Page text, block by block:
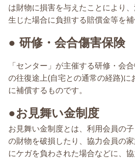
は財物に損害を与えたことにより
生じた場合に負担する賠償金等を補
● 研修・会合傷害保険
「センター」が主催する研修・会
の往復途上(自宅との通常の経路)に
に補償するものです。
●お見舞い金制度
お見舞い金制度とは、利用会員の
の財物を破損したり、協力会員の
にケガを負わされた場合などに、